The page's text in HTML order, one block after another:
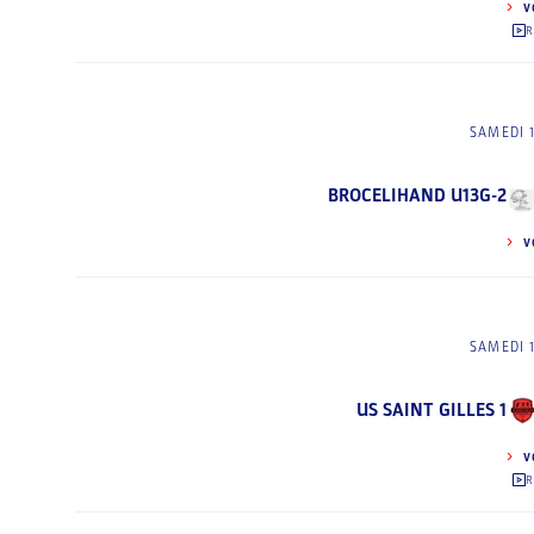
SAMEDI
BROCELIHAND U13G-2
SAMEDI
US SAINT GILLES 1